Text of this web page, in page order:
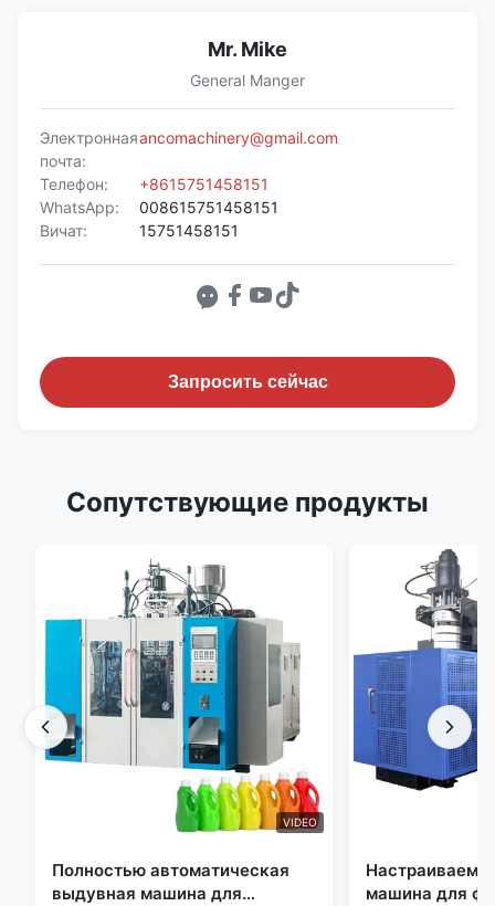
Mr. Mike
General Manger
Электронная
почта:
ancomachinery@gmail.com
Телефон:
+8615751458151
WhatsApp:
008615751458151
Вичат:
15751458151
Запросить сейчас
Сопутствующие продукты
VIDEO
Полностью автоматическая
выдувная машина для
машина для